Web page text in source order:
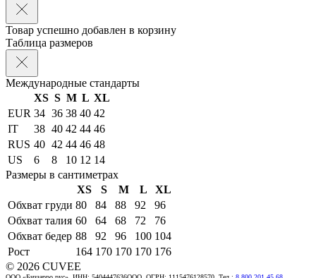
Товар успешно добавлен в корзину
Таблица размеров
Международные стандарты
XS S M L XL
EUR 34 36 38 40 42
IT
38 40 42 44 46
RUS 40 42 44 46 48
US
6 8 10 12 14
Размеры в сантиметрах
XS
S M L
XL
Обхват груди 80 84 88 92
96
Обхват талия 60 64 68 72
76
Обхват бедер 88 92 96 100 104
Рост
164 170 170 170 176
© 2026 CUVEE